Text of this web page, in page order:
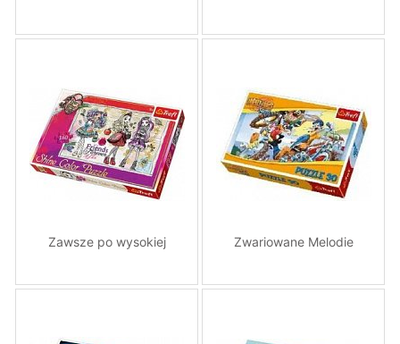
Zawsze po wysokiej Zwariowane Melodie